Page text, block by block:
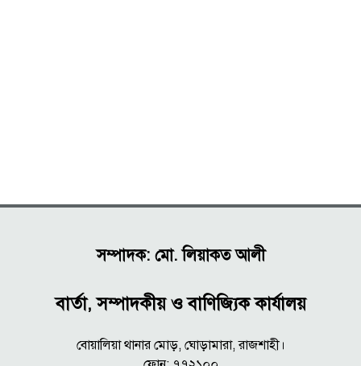
সম্পাদক: মো. লিয়াকত আলী
বার্তা, সম্পাদকীয় ও বাণিজ্যিক কার্যালয়
বোয়ালিয়া থানার মোড়, ঘোড়ামারা, রাজশাহী।